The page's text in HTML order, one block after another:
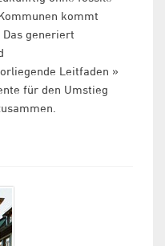
kommt
generiert
Leitfaden »
für den Umstieg